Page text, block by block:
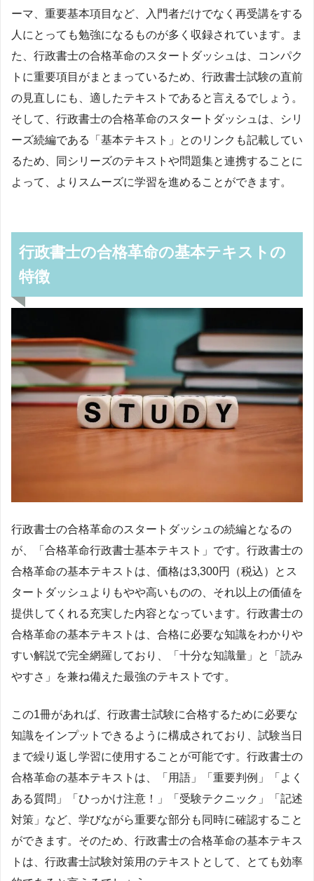
ーマ、重要基本項目など、入門者だけでなく再受講をする
人にとっても勉強になるものが多く収録されています。ま
た、行政書士の合格革命のスタートダッシュは、コンパク
トに重要項目がまとまっているため、行政書士試験の直前
の見直しにも、適したテキストであると言えるでしょう。
そして、行政書士の合格革命のスタートダッシュは、シリ
ーズ続編である「基本テキスト」とのリンクも記載してい
るため、同シリーズのテキストや問題集と連携することに
よって、よりスムーズに学習を進めることができます。
行政書士の合格革命の基本テキストの
特徴
行政書士の合格革命のスタートダッシュの続編となるの
が、「合格革命行政書士基本テキスト」です。行政書士の
合格革命の基本テキストは、価格は3,300円（税込）とス
タートダッシュよりもやや高いものの、それ以上の価値を
提供してくれる充実した内容となっています。行政書士の
合格革命の基本テキストは、合格に必要な知識をわかりや
すい解説で完全網羅しており、「十分な知識量」と「読み
やすさ」を兼ね備えた最強のテキストです。
この1冊があれば、行政書士試験に合格するために必要な
知識をインプットできるように構成されており、試験当日
まで繰り返し学習に使用することが可能です。行政書士の
合格革命の基本テキストは、「用語」「重要判例」「よく
ある質問」「ひっかけ注意！」「受験テクニック」「記述
対策」など、学びながら重要な部分も同時に確認すること
ができます。そのため、行政書士の合格革命の基本テキス
トは、行政書士試験対策用のテキストとして、とても効率